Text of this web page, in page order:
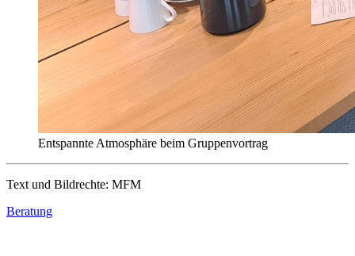
Entspannte Atmosphäre beim Gruppenvortrag
Text und Bildrechte: MFM
Beratung